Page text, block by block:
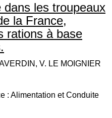
dans les troupeaux
la France,
rations à base
V. LE MOIGNIER
: Alimentation et Conduite